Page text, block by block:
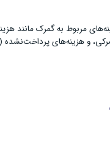
مربوط به گمرک مانند